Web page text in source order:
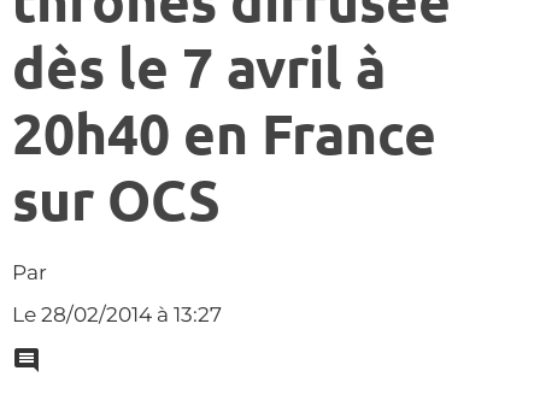
dès le 7 avril à
20h40 en France
sur OCS
Par
Le 28/02/2014 à 13:27